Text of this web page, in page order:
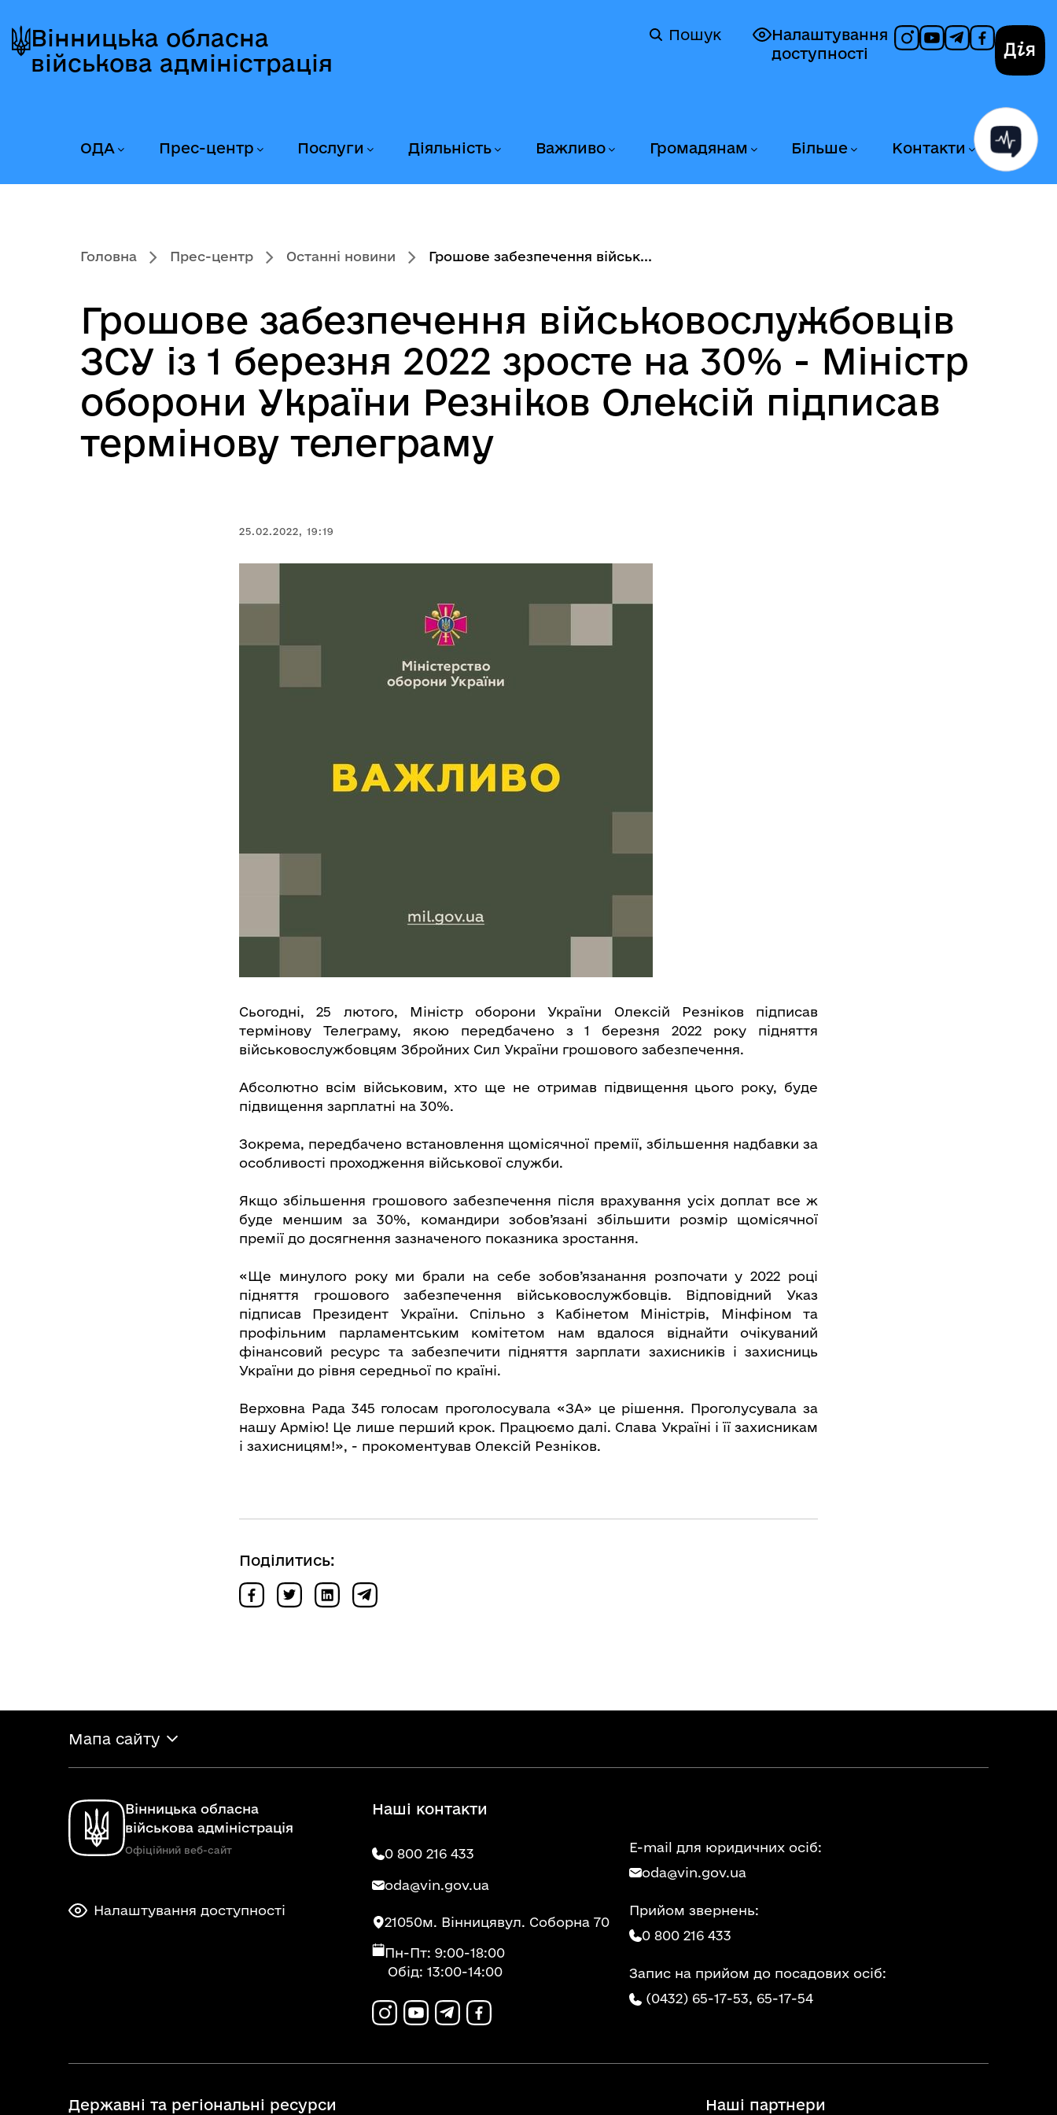
до
головного
до
головного
вмісту
до
головного
колонтитула
Вінницька обласна
військова адміністрація
Налаштування
доступності
Пошук
ОДА Прес-центр Послуги Діяльність Важливо Громадянам Більше Контакти
Головна Прес-центр Останні новини Грошове забезпечення військ...
Грошове забезпечення військовослужбовців
ЗСУ із 1 березня 2022 зросте на 30% - Міністр
оборони України Резніков Олексій підписав
термінову телеграму
25.02.2022, 19:19
Сьогодні, 25 лютого, Міністр оборони України Олексій Резніков підписав
термінову Телеграму, якою передбачено з 1 березня 2022 року підняття
військовослужбовцям Збройних Сил України грошового забезпечення.
Абсолютно всім військовим, хто ще не отримав підвищення цього року, буде
підвищення зарплатні на 30%.
Зокрема, передбачено встановлення щомісячної премії, збільшення надбавки за
особливості проходження військової служби.
Якщо збільшення грошового забезпечення після врахування усіх доплат все ж
буде меншим за 30%, командири зобов’язані збільшити розмір щомісячної
премії до досягнення зазначеного показника зростання.
«Ще минулого року ми брали на себе зобов’язанання розпочати у 2022 році
підняття грошового забезпечення військовослужбовців. Відповідний Указ
підписав Президент України. Спільно з Кабінетом Міністрів, Мінфіном та
профільним парламентським комітетом нам вдалося віднайти очікуваний
фінансовий ресурс та забезпечити підняття зарплати захисників і захисниць
України до рівня середньої по країні.
Верховна Рада 345 голосам проголосувала «ЗА» це рішення. Проголусувала за
нашу Армію! Це лише перший крок. Працюємо далі. Слава Україні і її захисникам
і захисницям!», - прокоментував Олексій Резніков.
Поділитись:
Мапа сайту
Вінницька обласна
військова адміністрація
Офіційний веб-сайт
Налаштування доступності
Наші контакти
0 800 216 433
oda@vin.gov.ua
21050м. Вінницявул. Соборна 70
Пн-Пт: 9:00-18:00
Обід: 13:00-14:00
E-mail для юридичних осіб:
oda@vin.gov.ua
Прийом звернень:
0 800 216 433
Запис на прийом до посадових осіб:
(0432) 65-17-53, 65-17-54
Державні та регіональні ресурси Наші партнери